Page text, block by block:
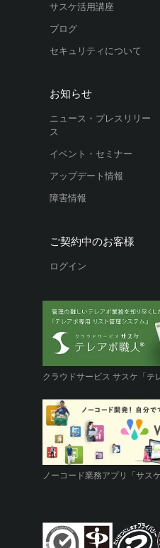
クラウドサービス サスケ「テ
ノーコード業務アプリ「サスケ
サスケ活用講座
ブログ
セキュリティについて
お知らせ
ニュース・プレスリリー
ス
イベント・セミナー
アップデート情報
障害情報
ご契約中のお客様
ログイン